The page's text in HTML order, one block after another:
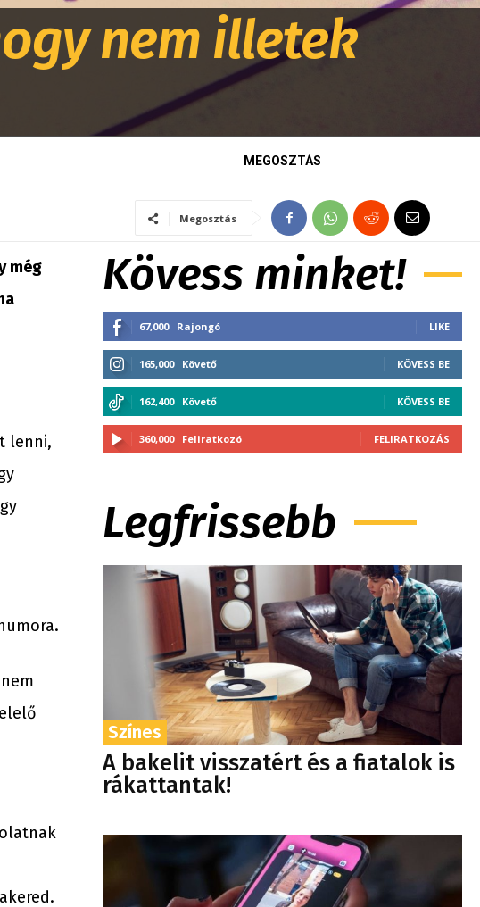
nem illetek
MEGOSZTÁS
Megosztás
még
lenni,
Kövess minket!
67,000 Rajongó LIKE
165,000 Követő KÖVESS BE
162,400 Követő KÖVESS BE
360,000 Feliratkozó FELIRATKOZÁS
Legfrissebb
Színes
A bakelit visszatért és a fiatalok is
rákattantak!